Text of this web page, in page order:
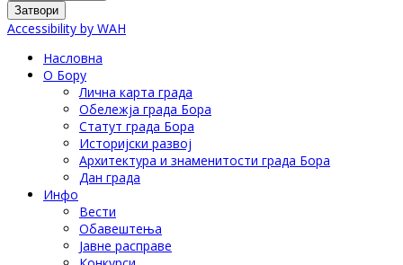
Затвори
Accessibility by WAH
Насловна
О Бору
Лична карта града
Обележја града Бора
Статут града Бора
Историјски развој
Архитектура и знаменитости града Бора
Дан града
Инфо
Вести
Обавештења
Јавне расправе